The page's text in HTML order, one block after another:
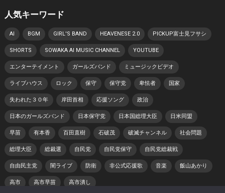
人気キーワード
AI BGM GIRL'S BAND HEAVENESE 2.0 PICKUP富士見フサシ
SHORTS SOWAKA AI MUSIC CHANNEL YOUTUBE
エンターテイメント ガールズバンド ミュージックビデオ
ライブハウス ロック 保守 保守党 卑怯者 国家
失われた３０年 岸田首相 応援ソング 政治
日本のガールズバンド 日本保守党 日本国総理大臣 日米同盟
早苗 有本香 百田直樹 石破茂 破滅チャンネル 社会問題
総理大臣 総裁選 自民党 自民党保守 自民党総裁戦
自由民主党 闇ライブ 防衛 非公式応援歌 音楽 飯山あかり
高市 高市早苗 高市潰し